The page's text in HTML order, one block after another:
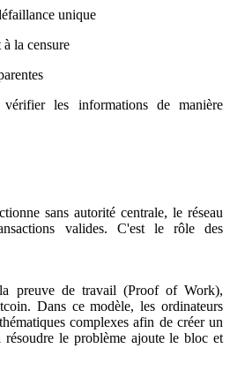
unique
à la censure
les informations de manière
sans autorité centrale, le réseau
valides. C'est le rôle des
preuve de travail (Proof of Work),
Dans ce modèle, les ordinateurs
complexes afin de créer un
le problème ajoute le bloc et